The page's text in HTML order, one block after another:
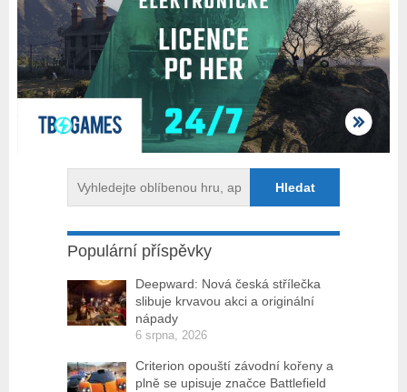
Populární příspěvky
Deepward: Nová česká střílečka
slibuje krvavou akci a originální
nápady
6 srpna, 2026
Criterion opouští závodní kořeny a
plně se upisuje značce Battlefield